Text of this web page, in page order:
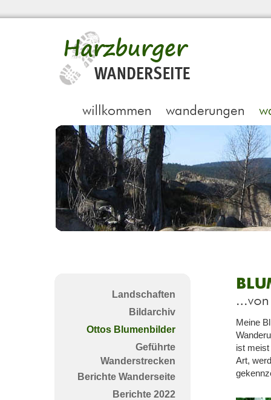
Landschaften
Bildarchiv
Ottos Blumenbilder
Geführte
Wanderstrecken
Berichte Wanderseite
Berichte 2022
Meine
ist
Art,